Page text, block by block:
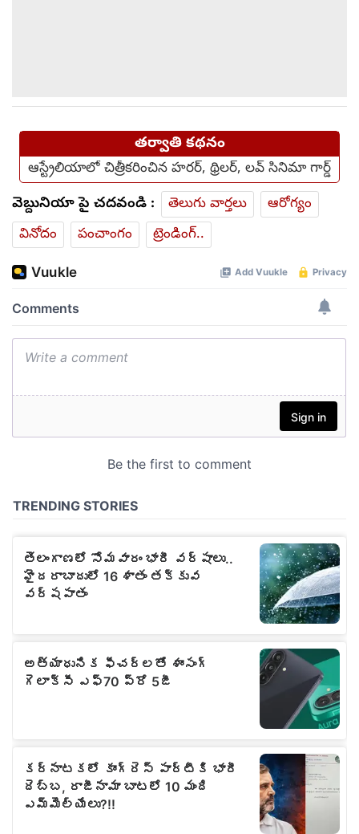
తర్వాతి కథనం
ఆస్ట్రేలియాలో చిత్రీకరించిన హరర్, థ్రిలర్, లవ్ సినిమా గార్డ్
వెబ్దునియా పై చదవండి : తెలుగు వార్తలు
ఆరోగ్యం
వినోదం
పంచాంగం ట్రెండింగ్..